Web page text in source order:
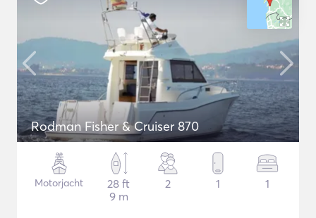
Rodman Fisher & Cruiser 870
Motorjacht
28 ft
9 m
2 1 1